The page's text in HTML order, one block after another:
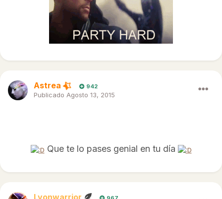
Astrea 942
Publicado Agosto 13, 2015
Que te lo pases genial en tu día
Lyonwarrior